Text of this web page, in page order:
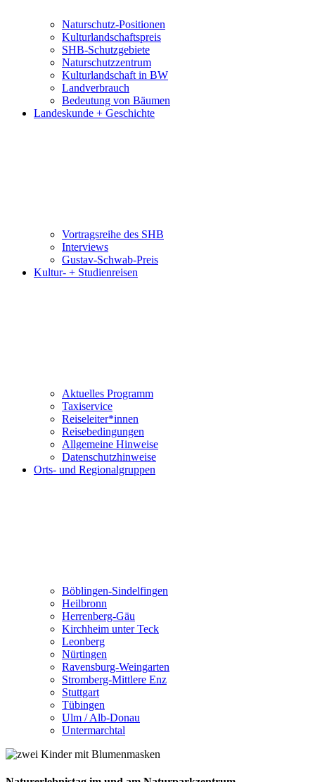
Naturschutz-Positionen
Kulturlandschaftspreis
SHB-Schutzgebiete
Naturschutzzentrum
Kulturlandschaft in BW
Landverbrauch
Bedeutung von Bäumen
Landeskunde + Geschichte
Vortragsreihe des SHB
Interviews
Gustav-Schwab-Preis
Kultur- + Studienreisen
Aktuelles Programm
Taxiservice
Reiseleiter*innen
Reisebedingungen
Allgemeine Hinweise
Datenschutzhinweise
Orts- und Regionalgruppen
Böblingen-Sindelfingen
Heilbronn
Herrenberg-Gäu
Kirchheim unter Teck
Leonberg
Nürtingen
Ravensburg-Weingarten
Stromberg-Mittlere Enz
Stuttgart
Tübingen
Ulm / Alb-Donau
Untermarchtal